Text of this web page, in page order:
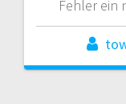
Fehler ein